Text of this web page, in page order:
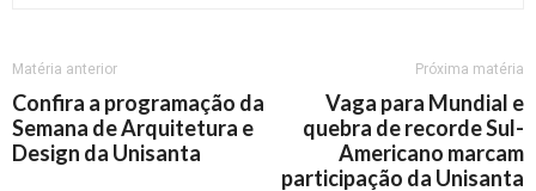
Matéria anterior
Confira a programação da
Semana de Arquitetura e
Design da Unisanta
Próxima matéria
Vaga para Mundial e
quebra de recorde Sul-
Americano marcam
participação da Unisanta